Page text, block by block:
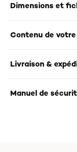
Dimensions et
Contenu de
Livraison &
Manuel de